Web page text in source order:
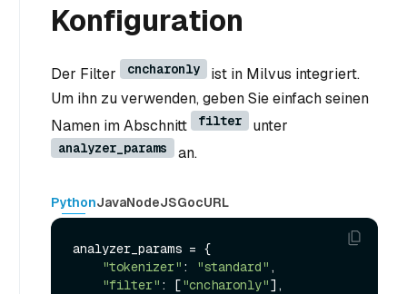
Konfiguration
Der Filter cncharonly
ist in Milvus integriert.
Um ihn zu verwenden, geben Sie einfach seinen
Namen im Abschnitt
filter unter
analyzer_params an.
PythonJavaNodeJSGocURL
analyzer_params = {
"tokenizer" : "standard" ,
"filter" : ["cncharonly"],